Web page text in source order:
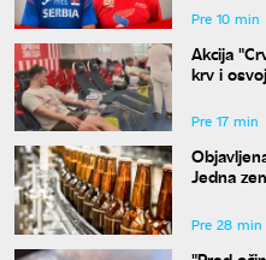
Pre 10 min
Akcija
krv i
Pre 17 min
Jedna
Pre 28 min